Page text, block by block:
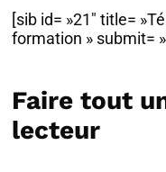
[sib id= »21″ title=
formation » submit=
Faire tout
lecteur